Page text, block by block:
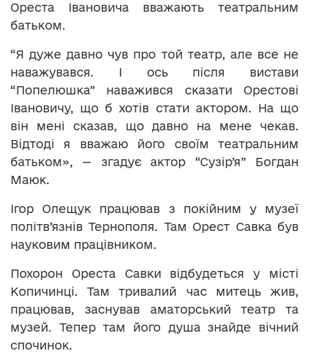
Ореста Івановича вважають театральним
батьком.
“Я дуже давно чув про той театр, але все не
наважувався. І ось після вистави
“Попелюшка” наважився сказати Орестові
Івановичу, що б хотів стати актором. На що
він мені сказав, що давно на мене чекав.
Відтоді я вважаю його своїм театральним
батьком», — згадує актор “Сузір’я” Богдан
Маюк.
Ігор Олещук працював з покійним у музеї
політв’язнів Тернополя. Там Орест Савка був
науковим працівником.
Похорон Ореста Савки відбудеться у місті
Копичинці. Там тривалий час митець жив,
працював, заснував аматорський театр та
музей. Тепер там його душа знайде вічний
спочинок.